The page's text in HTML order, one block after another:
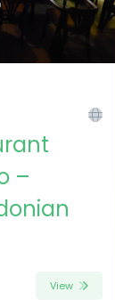
–
View